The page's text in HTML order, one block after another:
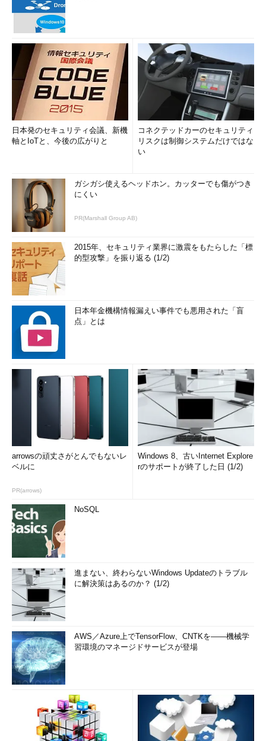
日本発のセキュリティ会議、新機
軸とIoTと、今後の広がりと
コネクテッドカーのセキュリティ
リスクは制御システムだけではな
い
ガシガシ使えるヘッドホン。カッターでも傷がつき
にくい
PR(Marshall Group AB)
2015年、セキュリティ業界に激震をもたらした「標
的型攻撃」を振り返る (1/2)
日本年金機構情報漏えい事件でも悪用された「盲
点」とは
arrowsの頑丈さがとんでもないレ
ベルに
PR(arrows)
Windows 8、古いInternet Explore
rのサポートが終了した日 (1/2)
NoSQL
進まない、終わらないWindows Updateのトラブル
に解決策はあるのか？ (1/2)
AWS／Azure上でTensorFlow、CNTKを――機械学
習環境のマネージドサービスが登場